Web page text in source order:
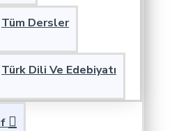
Tüm Dersler
Türk Dili Ve Edebiyatı